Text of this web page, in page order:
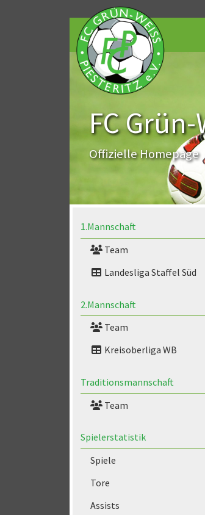
FC
Offizielle Homepage
1.Mannschaft
Team
Landesliga Staffel Süd
2.Mannschaft
Team
Kreisoberliga WB
Traditionsmannschaft
Team
Spielerstatistik
Spiele
Tore
Assists